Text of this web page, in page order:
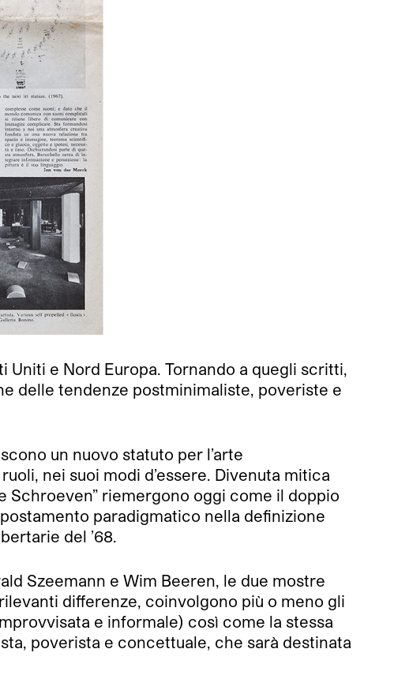
Uniti e Nord Europa. Tornando a quegli scritti,
delle tendenze postminimaliste, poveriste e
un nuovo statuto per l’arte
nei suoi modi d’essere. Divenuta mitica
Schroeven” riemergono oggi come il doppio
paradigmatico nella definizione
del ’68.
Szeemann e Wim Beeren, le due mostre
differenze, coinvolgono più o meno gli
e informale) così come la stessa
poverista e concettuale, che sarà destinata